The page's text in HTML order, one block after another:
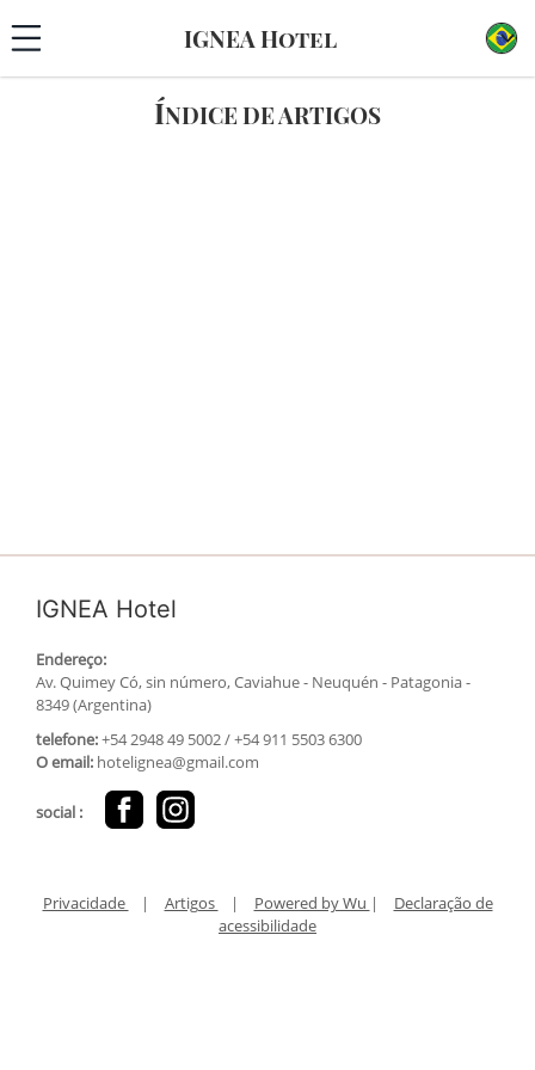
IGNEA Hotel
ÍNDICE DE ARTIGOS
IGNEA Hotel
Endereço:
Av. Quimey Có, sin número, Caviahue - Neuquén - Patagonia -
8349 (Argentina)
telefone:+54 2948 49 5002 / +54 911 5503 6300
O email: hotelignea@gmail.com
social :
Privacidade | Artigos | Powered by Wu |
Declaração de
acessibilidade